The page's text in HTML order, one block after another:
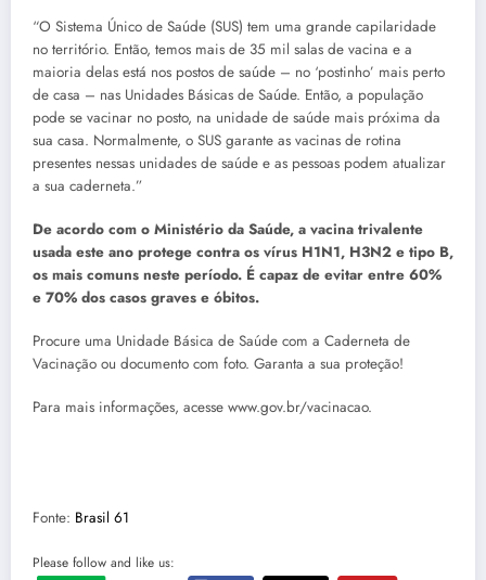
“O Sistema Único de Saúde (SUS) tem uma grande capilaridade
no território. Então, temos mais de 35 mil salas de vacina e a
maioria delas está nos postos de saúde – no ‘postinho’ mais perto
de casa – nas Unidades Básicas de Saúde. Então, a população
pode se vacinar no posto, na unidade de saúde mais próxima da
sua casa. Normalmente, o SUS garante as vacinas de rotina
presentes nessas unidades de saúde e as pessoas podem atualizar
a sua caderneta.”
De acordo com o Ministério da Saúde, a vacina trivalente
usada este ano protege contra os vírus H1N1, H3N2 e tipo B,
os mais comuns neste período. É capaz de evitar entre 60%
e 70% dos casos graves e óbitos.
Procure uma Unidade Básica de Saúde com a Caderneta de
Vacinação ou documento com foto. Garanta a sua proteção!
Para mais informações, acesse www.gov.br/vacinacao.
Fonte: Brasil 61
Please follow and like us: